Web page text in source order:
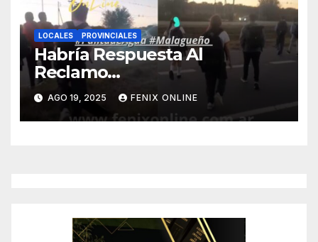
LOCALES PROVINCIALES
Habría Respuesta Al
Reclamo…
AGO 19, 2025 FENIX ONLINE